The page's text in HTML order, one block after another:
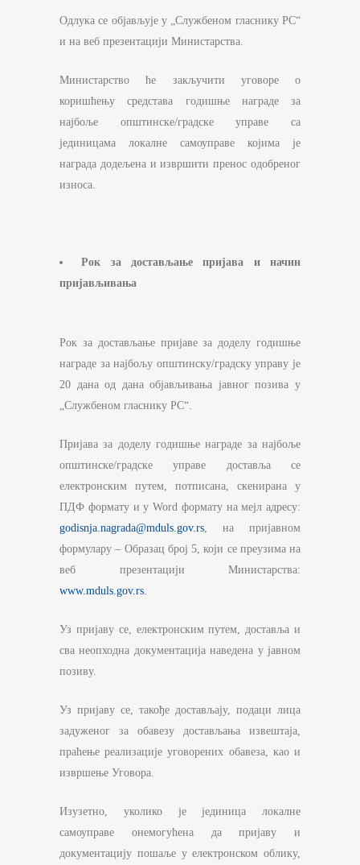
Одлука се објављује у „Службеном гласнику РС“
и на веб презентацији Министарства.
Министарство ће закључити уговоре о
коришћењу средстава годишње награде за
најбоље општинске/градске управе са
јединицама локалне самоуправе којима је
награда додељена и извршити пренос одобреног
износа.
Рок за достављање пријава и начин
пријављивања
Рок за достављање пријаве за доделу годишње
награде за најбољу општинску/градску управу je
20 дана од дана објављивања јавног позива у
„Службеном гласнику РС“.
Пријава за доделу годишње награде за најбоље
општинске/градске управе доставља се
електронским путем, потписана, скенирана у
ПДФ формату и у Word формату на мејл адресу:
godisnja.nagrada@mduls.gov.rs, на пријавном
формулару – Образац број 5, који се преузима на
веб презентацији Министарства:
www.mduls.gov.rs.
Уз пријаву се, електронским путем, доставља и
сва неопходна документација наведена у јавном
позиву.
Уз пријаву се, такође достављају, подаци лица
задуженог за обавезу достављања извештаја,
праћење реализације уговорених обавеза, као и
извршење Уговора.
Изузетно, уколико је јединица локалне
самоуправе онемогућена да пријаву и
документацију пошаље у електронском облику,